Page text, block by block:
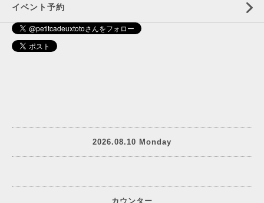
イベント予約
2026.08.10 Monday
カウンター